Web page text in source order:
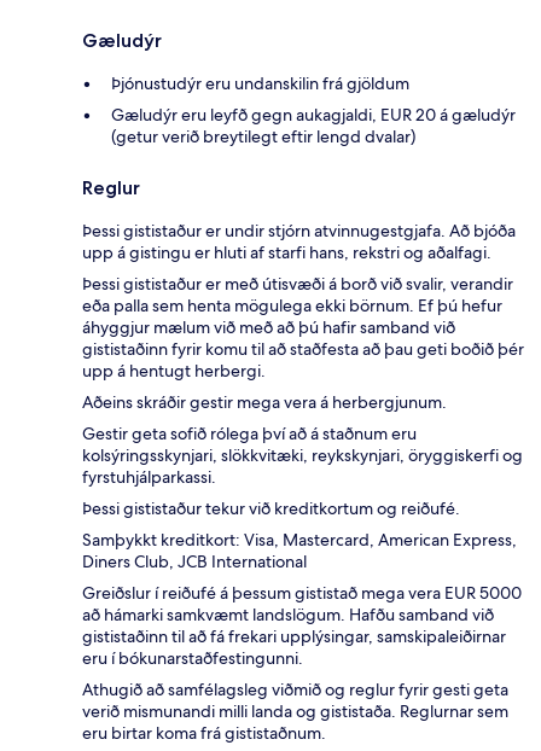
Gæludýr
Þjónustudýr eru undanskilin frá gjöldum
Gæludýr eru leyfð gegn aukagjaldi, EUR 20 á gæludýr
(getur verið breytilegt eftir lengd dvalar)
Reglur
Þessi gististaður er undir stjórn atvinnugestgjafa. Að bjóða
upp á gistingu er hluti af starfi hans, rekstri og aðalfagi.
Þessi gististaður er með útisvæði á borð við svalir, verandir
eða palla sem henta mögulega ekki börnum. Ef þú hefur
áhyggjur mælum við með að þú hafir samband við
gististaðinn fyrir komu til að staðfesta að þau geti boðið þér
upp á hentugt herbergi.
Aðeins skráðir gestir mega vera á herbergjunum.
Gestir geta sofið rólega því að á staðnum eru
kolsýringsskynjari, slökkvitæki, reykskynjari, öryggiskerfi og
fyrstuhjálparkassi.
Þessi gististaður tekur við kreditkortum og reiðufé.
Samþykkt kreditkort: Visa, Mastercard, American Express,
Diners Club, JCB International
Greiðslur í reiðufé á þessum gististað mega vera EUR 5000
að hámarki samkvæmt landslögum. Hafðu samband við
gististaðinn til að fá frekari upplýsingar, samskipaleiðirnar
eru í bókunarstaðfestingunni.
Athugið að samfélagsleg viðmið og reglur fyrir gesti geta
verið mismunandi milli landa og gististaða. Reglurnar sem
eru birtar koma frá gististaðnum.